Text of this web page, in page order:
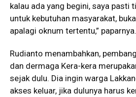
kalau ada yang begini, saya pasti
untuk kebutuhan masyarakat,
apalagi oknum tertentu,” paparnya.
Rudianto menambahkan,
dan dermaga Kera-kera
sejak dulu. Dia ingin warga
akses keluar, jika dulunya harus